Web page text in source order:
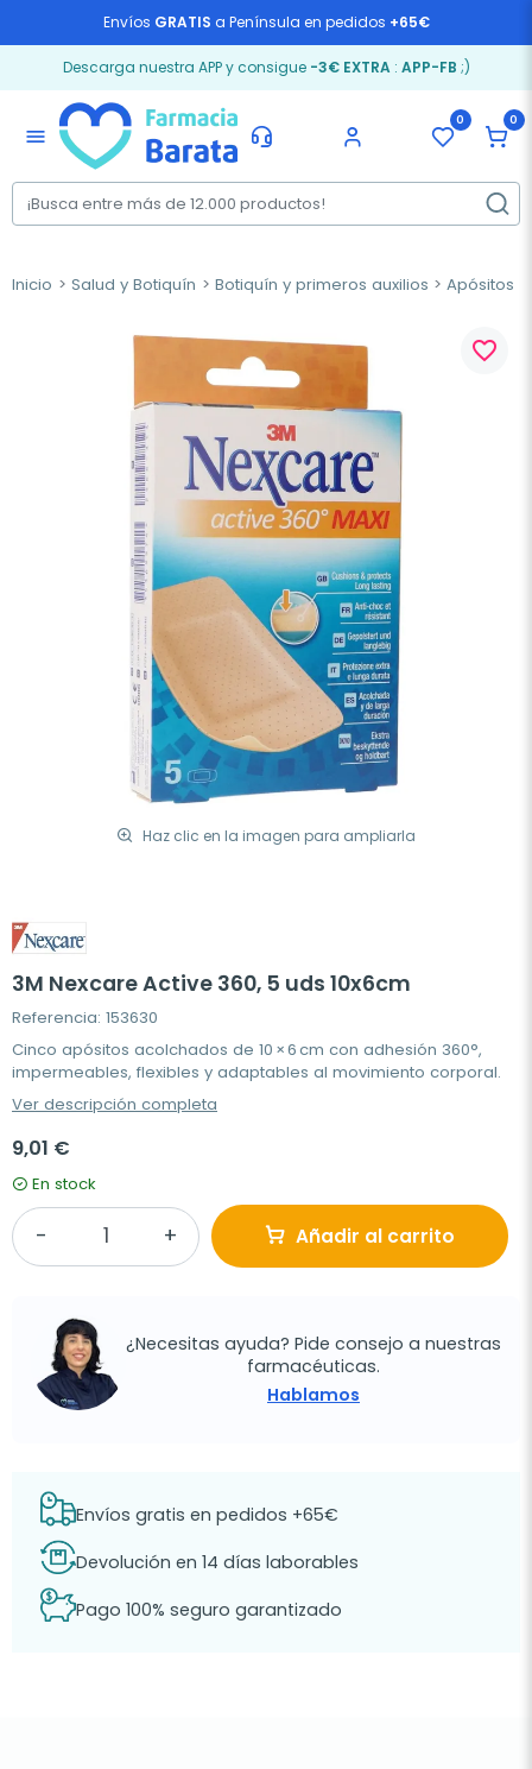
Envíos GRATIS a Península en pedidos +65€
Descarga nuestra APP y consigue -3€ EXTRA: APP-FB ;)
menu
0 0
Inicio Salud y Botiquín Botiquín y primeros auxilios Apósitos
Haz clic en la imagen para ampliarla
favorite_border
3M Nexcare Active 360, 5 uds 10x6cm
Referencia: 153630
Cinco apósitos acolchados de 10 × 6 cm con adhesión 360°,
impermeables, flexibles y adaptables al movimiento corporal.
Ver descripción completa
9,01 €
En stock
Añadir al carrito
¿Necesitas ayuda? Pide consejo a nuestras
farmacéuticas.
Hablamos
Envíos gratis en pedidos +65€
Devolución en 14 días laborables
Pago 100% seguro garantizado